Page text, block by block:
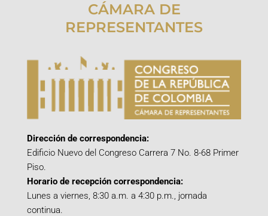
CÁMARA DE
REPRESENTANTES
Dirección de correspondencia:
Edificio Nuevo del Congreso Carrera 7 No. 8-68 Primer
Piso.
Horario de recepción correspondencia:
Lunes a viernes, 8:30 a.m. a 4:30 p.m., jornada
continua.